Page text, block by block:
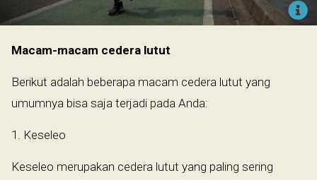
Macam-macam cedera lutut
Berikut adalah beberapa macam cedera lutut yang
umumnya bisa saja terjadi pada Anda:
1. Keseleo
Keseleo merupakan cedera lutut yang paling sering